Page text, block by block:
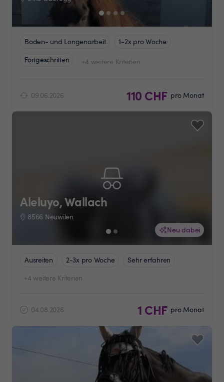
Boden- und Longenarbeit
1-2x pro Woche
Fortgeschritten
+4 weitere Kriterien
09.06.2026 110 CHF pro Monat
Neu dabei
Aleluyo, Wallach
8566 Neuwilen
Ausreiten 2-3x pro Woche
Sehr erfahren
+4 weitere Kriterien
04.08.2026 1 CHF pro Monat